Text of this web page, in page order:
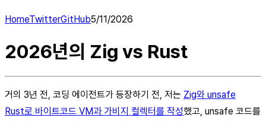
HomeTwitterGitHub5/11/2026
2026년의 Zig vs Rust
거의 3년 전, 코딩 에이전트가 등장하기 전, 저는 Zig와 unsafe
Rust로 바이트코드 VM과 가비지 컬렉터를 작성했고, unsafe 코드를